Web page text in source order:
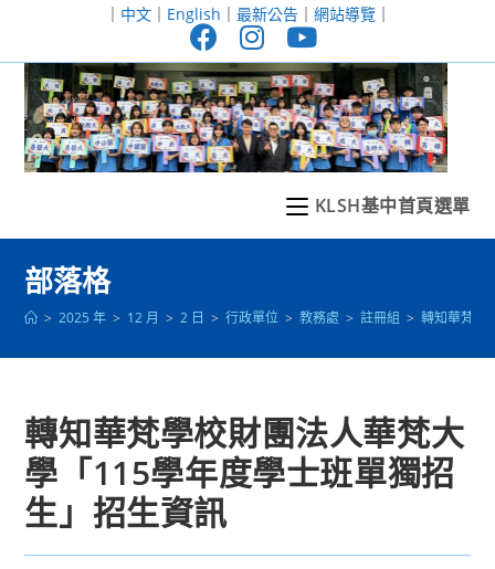
至
｜ 中文｜ English ｜ 最新公告｜ 網站導覽｜
KLSH基中首頁選單
部落格
> 2025 年 > 12 月 > 2 日 > 行政單位 > 教務處 > 註冊組 > 轉知華梵學
轉知華梵學校財團法人華梵大
學「115學年度學士班單獨招
生」招生資訊